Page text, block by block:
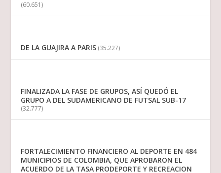
(60.651)
DE LA GUAJIRA A PARIS (35.227)
FINALIZADA LA FASE DE GRUPOS, ASÍ QUEDÓ EL
GRUPO A DEL SUDAMERICANO DE FUTSAL SUB-17
(32.777)
FORTALECIMIENTO FINANCIERO AL DEPORTE EN 484
MUNICIPIOS DE COLOMBIA, QUE APROBARON EL
ACUERDO DE LA TASA PRODEPORTE Y RECREACION